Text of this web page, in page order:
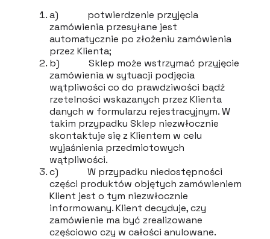
a) potwierdzenie przyjęcia
zamówienia przesyłane jest
automatycznie po złożeniu zamówienia
przez Klienta;
b) Sklep może wstrzymać przyjęcie
zamówienia w sytuacji podjęcia
wątpliwości co do prawdziwości bądź
rzetelności wskazanych przez Klienta
danych w formularzu rejestracyjnym. W
takim przypadku Sklep niezwłocznie
skontaktuje się z Klientem w celu
wyjaśnienia przedmiotowych
wątpliwości.
c) W przypadku niedostępności
części produktów objętych zamówieniem
Klient jest o tym niezwłocznie
informowany. Klient decyduje, czy
zamówienie ma być zrealizowane
częściowo czy w całości anulowane.